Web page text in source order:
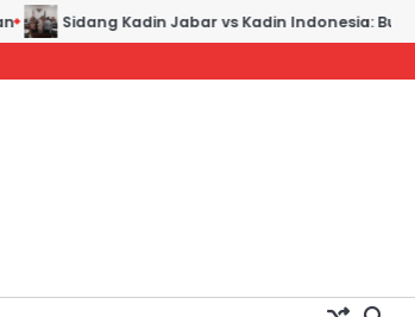
Sidang Kadin Jabar vs Kadin Indonesia: Bukti